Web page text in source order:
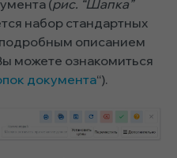
(рис. “Шапка”
набор стандартных
описанием
можете ознакомиться
документа“).